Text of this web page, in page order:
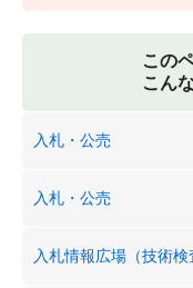
この
こん
入札・公売
入札・公売
入札情報広場（技術検